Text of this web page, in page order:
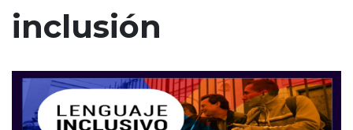
p
a
l
inclusión